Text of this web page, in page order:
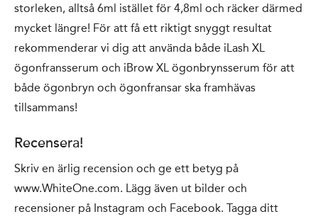
storleken, alltså 6ml istället för 4,8ml och räcker därmed
mycket längre! För att få ett riktigt snyggt resultat
rekommenderar vi dig att använda både iLash XL
ögonfransserum och iBrow XL ögonbrynsserum för att
både ögonbryn och ögonfransar ska framhävas
tillsammans!
Recensera!
Skriv en ärlig recension och ge ett betyg på
www.WhiteOne.com. Lägg även ut bilder och
recensioner på Instagram och Facebook. Tagga ditt